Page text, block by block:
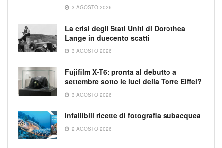
3 AGOSTO 2026
La crisi degli Stati Uniti di Dorothea
Lange in duecento scatti
3 AGOSTO 2026
Fujifilm X-T6: pronta al debutto a
settembre sotto le luci della Torre Eiffel?
3 AGOSTO 2026
Infallibili ricette di fotografia subacquea
2 AGOSTO 2026